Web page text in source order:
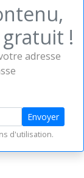
!
adresse
Envoyer
d'utilisation.